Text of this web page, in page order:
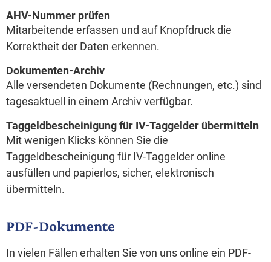
AHV-Nummer prüfen
Mitarbeitende erfassen und auf Knopfdruck die
Korrektheit der Daten erkennen.
Dokumenten-Archiv
Alle versendeten Dokumente (Rechnungen, etc.) sind
tagesaktuell in einem Archiv verfügbar.
Taggeldbescheinigung für IV-Taggelder übermitteln
Mit wenigen Klicks können Sie die
Taggeldbescheinigung für IV-Taggelder online
ausfüllen und papierlos, sicher, elektronisch
übermitteln.
PDF-Dokumente
In vielen Fällen erhalten Sie von uns online ein PDF-